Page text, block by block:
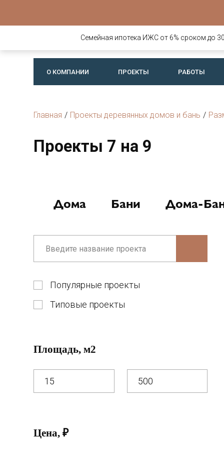
Семейная ипотека ИЖС от 6% сроком до
бань
О КОМПАНИИ ПРОЕКТЫ РАБОТЫ
Главная / Проекты деревянных домов и бань /
Проекты 7 на 9
Дома Бани Дома-
Популярные проекты
Типовые проекты
Площадь, м2
Цена, ₽